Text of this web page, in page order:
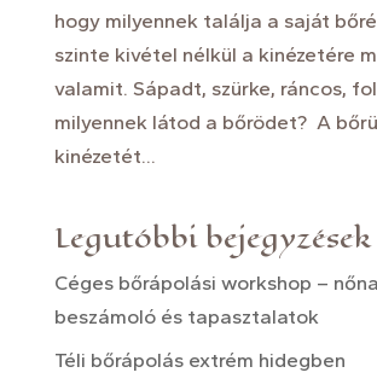
hogy milyennek találja a saját
szinte kivétel nélkül a kinézetére
valamit. Sápadt, szürke, ráncos,
milyennek látod a bőrödet? A
kinézetét...
Legutóbbi bejegyzések
Céges bőrápolási workshop –
beszámoló és tapasztalatok
Téli bőrápolás extrém hidegben